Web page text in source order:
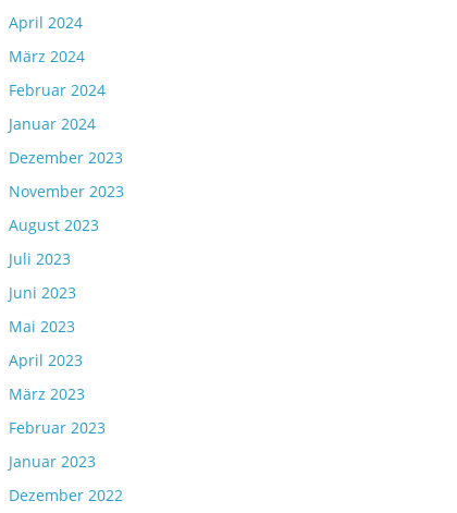
April 2024
März 2024
Februar 2024
Januar 2024
Dezember 2023
November 2023
August 2023
Juli 2023
Juni 2023
Mai 2023
April 2023
März 2023
Februar 2023
Januar 2023
Dezember 2022